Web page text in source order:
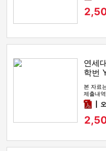
연세
학번
본 자료
제출내
WOT 분
pdf